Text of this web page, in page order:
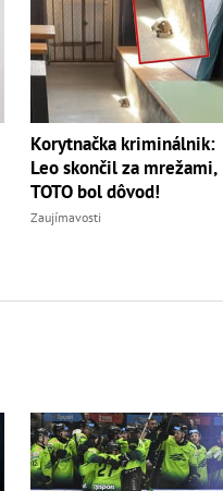
Korytnačka kriminálnik:
Leo skončil za mrežami,
TOTO bol dôvod!
Zaujímavosti